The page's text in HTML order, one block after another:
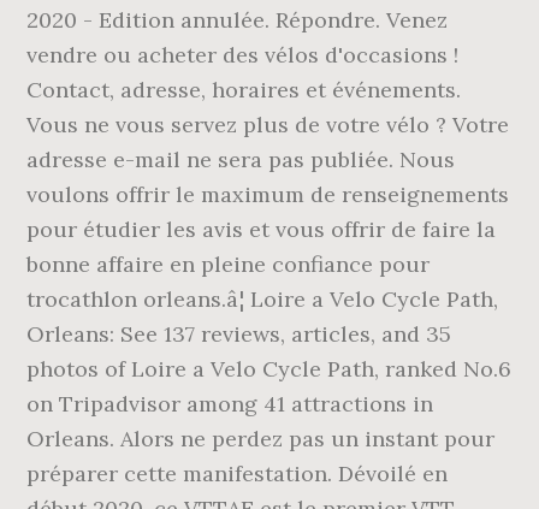
2020 - Edition annulée. Répondre. Venez
vendre ou acheter des vélos d'occasions !
Contact, adresse, horaires et événements.
Vous ne vous servez plus de votre vélo ? Votre
adresse e-mail ne sera pas publiée. Nous
voulons offrir le maximum de renseignements
pour étudier les avis et vous offrir de faire la
bonne affaire en pleine confiance pour
trocathlon orleans.â¦ Loire a Velo Cycle Path,
Orleans: See 137 reviews, articles, and 35
photos of Loire a Velo Cycle Path, ranked No.6
on Tripadvisor among 41 attractions in
Orleans. Alors ne perdez pas un instant pour
préparer cette manifestation. Dévoilé en